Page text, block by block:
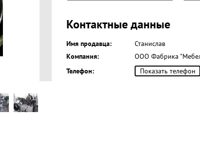
Контактные данные
Имя продавца:
Станислав
Компания:
ООО Фабрика
Телефон:
Показать телефон